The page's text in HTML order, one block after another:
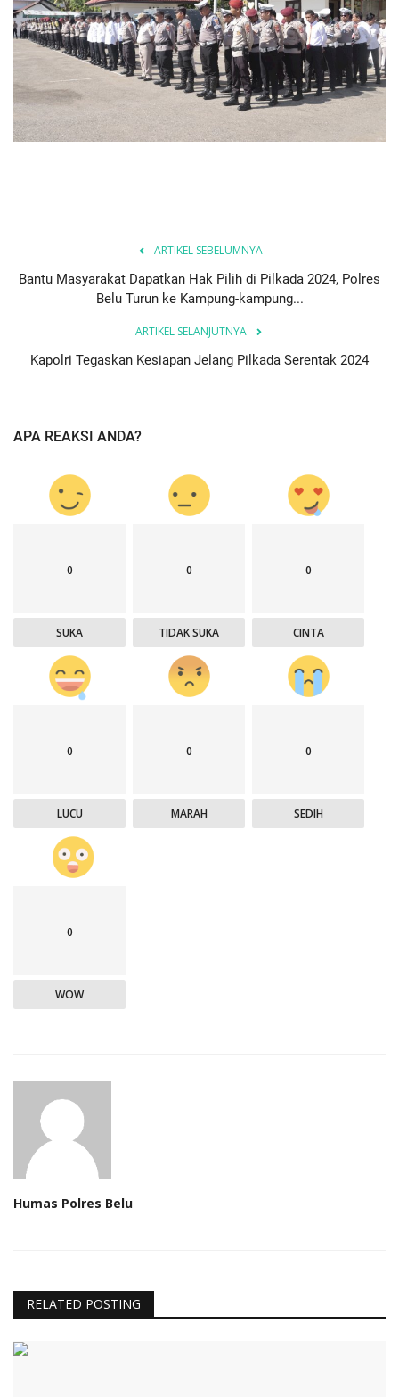
ARTIKEL SEBELUMNYA
Bantu Masyarakat Dapatkan Hak Pilih di Pilkada 2024, Polres
Belu Turun ke Kampung-kampung...
ARTIKEL SELANJUTNYA
Kapolri Tegaskan Kesiapan Jelang Pilkada Serentak 2024
APA REAKSI ANDA?
0
SUKA
0
TIDAK SUKA
0
CINTA
0
LUCU
0
MARAH
0
SEDIH
0
WOW
Humas Polres Belu
RELATED POSTING